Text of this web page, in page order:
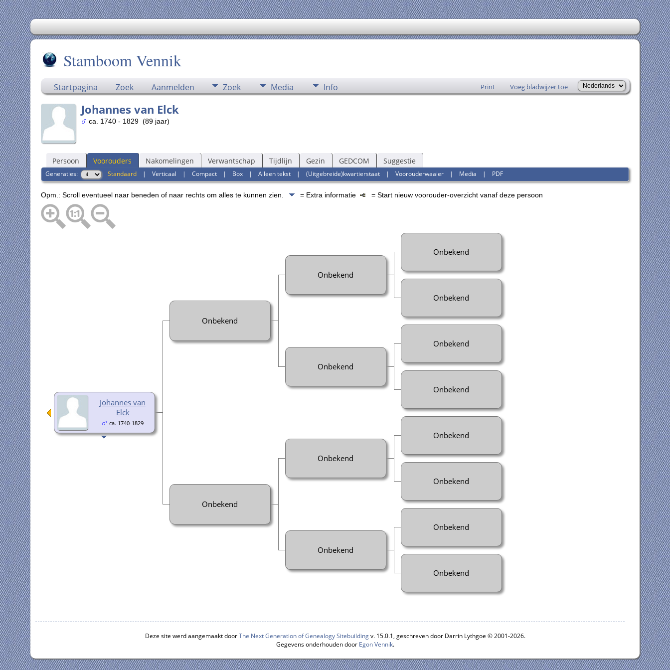
Stamboom Vennik
Startpagina Zoek Aanmelden Zoek Media Info Print Voeg bladwijzer toe
Johannes van Elck
ca. 1740 - 1829 (89 jaar)
Persoon Voorouders Nakomelingen Verwantschap Tijdlijn Gezin GEDCOM Suggestie
Generaties: Standaard| Verticaal | Compact| Box| Alleen tekst| (Uitgebreide)kwartierstaat| Voorouderwaaier| Media | PDF
Opm.: Scroll eventueel naar beneden of naar rechts om alles te kunnen zien. = Extra informatie = Start nieuw voorouder-overzicht vanaf deze persoon
Johannes van
Elck
ca. 1740-1829
Onbekend
Onbekend
Onbekend
Onbekend
Onbekend
Onbekend
Onbekend
Onbekend
Onbekend
Onbekend
Onbekend
Onbekend
Onbekend
Onbekend
Deze site werd aangemaakt doorThe Next Generation of Genealogy Sitebuildingv. 15.0.1, geschreven door Darrin Lythgoe © 2001-2026.
Gegevens onderhouden door Egon Vennik.